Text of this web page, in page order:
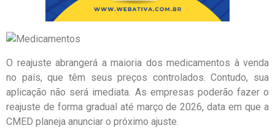
O reajuste abrangerá a maioria dos medicamentos à venda
no país, que têm seus preços controlados. Contudo, sua
aplicação não será imediata. As empresas poderão fazer o
reajuste de forma gradual até março de 2026, data em que a
CMED planeja anunciar o próximo ajuste.